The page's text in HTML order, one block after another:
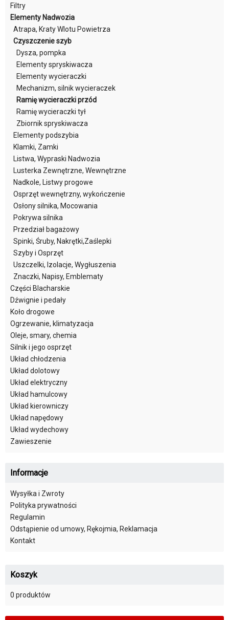
Filtry
Elementy Nadwozia
Atrapa, Kraty Wlotu Powietrza
Czyszczenie szyb
Dysza, pompka
Elementy spryskiwacza
Elementy wycieraczki
Mechanizm, silnik wycieraczek
Ramię wycieraczki przód
Ramię wycieraczki tył
Zbiornik spryskiwacza
Elementy podszybia
Klamki, Zamki
Listwa, Wypraski Nadwozia
Lusterka Zewnętrzne, Wewnętrzne
Nadkole, Listwy progowe
Osprzęt wewnętrzny, wykończenie
Osłony silnika, Mocowania
Pokrywa silnika
Przedział bagażowy
Spinki, Śruby, Nakrętki,Zaślepki
Szyby i Osprzęt
Uszczelki, Izolacje, Wygłuszenia
Znaczki, Napisy, Emblematy
Części Blacharskie
Dźwignie i pedały
Koło drogowe
Ogrzewanie, klimatyzacja
Oleje, smary, chemia
Silnik i jego osprzęt
Układ chłodzenia
Układ dolotowy
Układ elektryczny
Układ hamulcowy
Układ kierowniczy
Układ napędowy
Układ wydechowy
Zawieszenie
Informacje
Wysyłka i Zwroty
Polityka prywatności
Regulamin
Odstąpienie od umowy, Rękojmia, Reklamacja
Kontakt
Koszyk
0 produktów